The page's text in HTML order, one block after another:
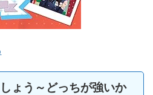
ょう～どっちが強いか